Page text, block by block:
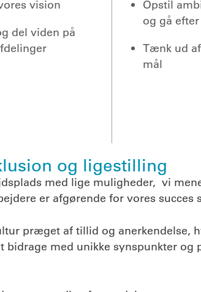
vision
del viden på
Opstil
og gå
Tænk ud
mål
og ligestilling
med lige muligheder, vi
er afgørende for vores succes
præget af tillid og
bidrage med unikke synspunkter